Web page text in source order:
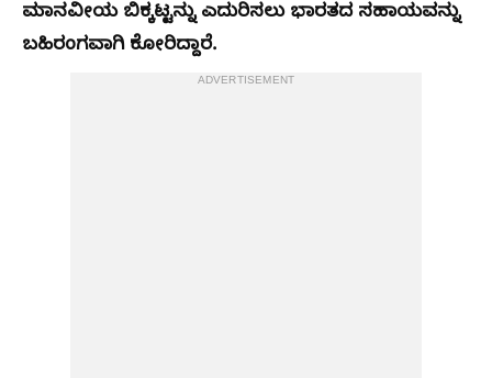
ಮಾನವೀಯ ಬಿಕ್ಕಟ್ಟನ್ನು ಎದುರಿಸಲು ಭಾರತದ ಸಹಾಯವನ್ನು
ಬಹಿರಂಗವಾಗಿ ಕೋರಿದ್ದಾರೆ.
ADVERTISEMENT